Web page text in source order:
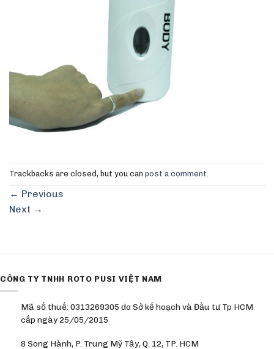
Trackbacks are closed, but you can post a comment
← Previous
Next →
CÔNG TY TNHH ROTO PUSI VIỆT NAM
Mã số thuế: 0313269305 do Sở kế hoạch và Đầu tư Tp HCM
cấp ngày 25/05/2015
8 Song Hành, P. Trung Mỹ Tây, Q. 12, TP. HCM